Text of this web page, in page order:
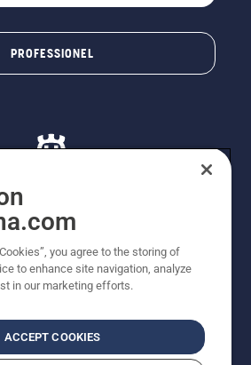
PROFESSIONEL
udsalgspriser. Der tages
og trykfejl samt prisændringer. Vi
så nøjagtige oplysningerne på
muligt. Alle anførte priser er
(inkl. moms), medmindre
you agree to the storing of
to enhance site navigation, analyze
in our marketing efforts.
ACCEPT COOKIES